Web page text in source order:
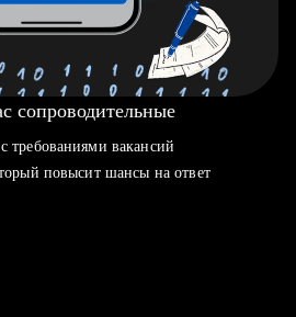
сопроводительные
требованиями вакансий
повысит шансы на ответ